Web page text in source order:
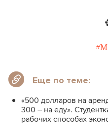
Еще по теме:
«500 долларов на
300 – на еду».
рабочих способах